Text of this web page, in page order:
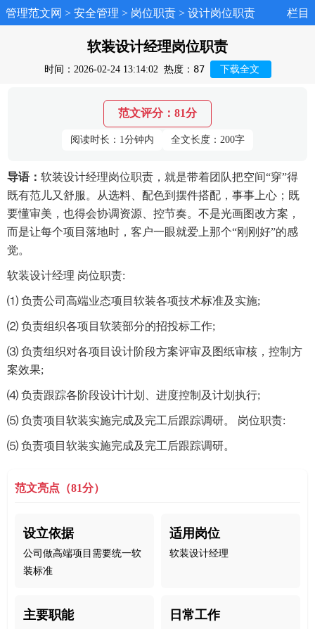
管理范文网 > 安全管理 > 岗位职责 > 设计岗位职责 栏目
软装设计经理岗位职责
时间：2026-02-24 13:14:02 热度： 87 下载全文
范文评分：81分
阅读时长：1分钟内 全文长度：200字
导语： 软装设计经理岗位职责，就是带着团队把空间“穿”得
既有范儿又舒服。从选料、配色到摆件搭配，事事上心；既
要懂审美，也得会协调资源、控节奏。不是光画图改方案，
而是让每个项目落地时，客户一眼就爱上那个“刚刚好”的感
觉。
软装设计经理 岗位职责:
⑴ 负责公司高端业态项目软装各项技术标准及实施;
⑵ 负责组织各项目软装部分的招投标工作;
⑶ 负责组织对各项目设计阶段方案评审及图纸审核，控制方
案效果;
⑷ 负责跟踪各阶段设计计划、进度控制及计划执行;
⑸ 负责项目软装实施完成及完工后跟踪调研。 岗位职责:
⑸ 负责项目软装实施完成及完工后跟踪调研。
范文亮点（81分）
设立依据
公司做高端项目需要统一软
装标准
适用岗位
软装设计经理
主要职能 日常工作